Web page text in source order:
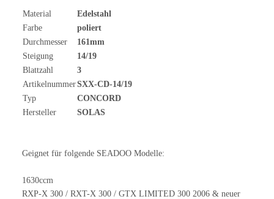
Material
Edelstahl
Farbe
poliert
Durchmesser
161mm
Steigung
14/19
Blattzahl
3
ArtikelnummerSXX-CD-14/19
Typ
CONCORD
Hersteller
SOLAS
Geignet für folgende SEADOO Modelle:
1630ccm
RXP-X 300 / RXT-X 300 / GTX LIMITED 300 2006 & neuer